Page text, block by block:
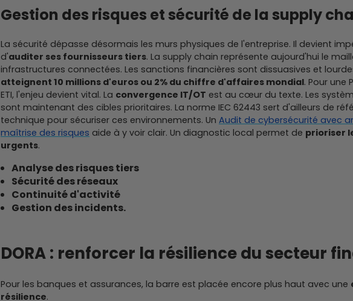
Gestion des risques et sécurité de la supply
La sécurité dépasse désormais les murs physiques de l'entreprise. Il devient
d'auditer ses fournisseurs tiers. La supply chain représente aujourd'hui le
infrastructures connectées. Les sanctions financières sont dissuasives et
atteignent 10 millions d'euros ou 2% du chiffre d'affaires mondial. Pour une
ETI, l'enjeu devient vital. La convergence IT/OT est au cœur du texte. Les
sont maintenant des cibles prioritaires. La norme IEC 62443 sert d'ailleurs de
technique pour sécuriser ces environnements. Un Audit de cybersécurité avec
maîtrise des risques aide à y voir clair. Un diagnostic local permet de prioriser
urgents.
Analyse des risques tiers
Sécurité des réseaux
Continuité d'activité
Gestion des incidents.
DORA : renforcer la résilience du secteur
Pour les banques et assurances, la barre est placée encore plus haut avec une
résilience.